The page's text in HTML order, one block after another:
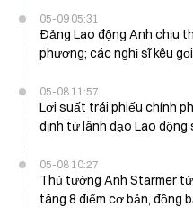
05-09 05:31
Đảng Lao động Anh chịu
phương; các nghị sĩ kêu
05-08 11:57
Lợi suất trái phiếu chính
định từ lãnh đạo Lao
05-08 10:27
Thủ tướng Anh Starmer
tăng 8 điểm cơ bản, đồng